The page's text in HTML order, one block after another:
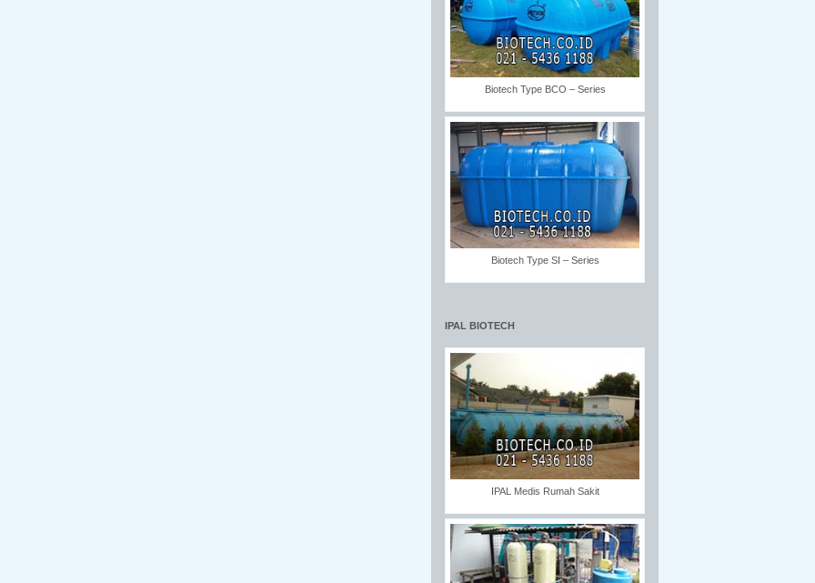
Biotech Type BCO – Series
Biotech Type SI – Series
IPAL BIOTECH
IPAL Medis Rumah Sakit